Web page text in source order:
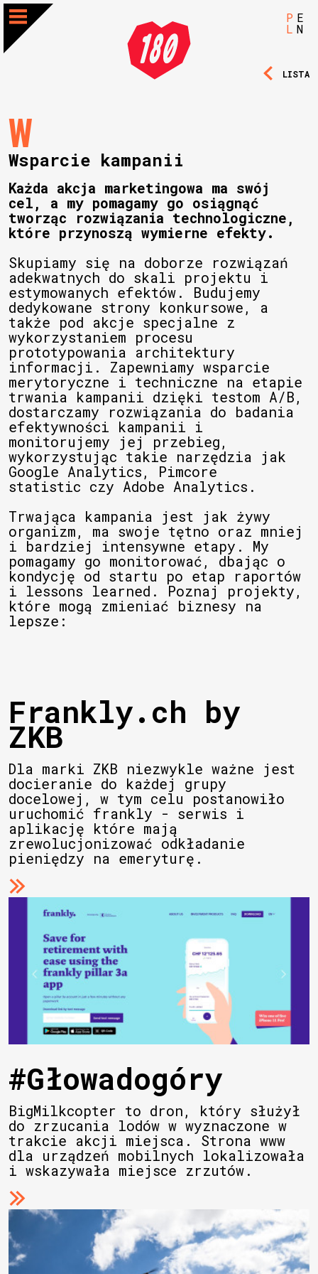
P
L
E
N
LISTA
W
Wsparcie kampanii
Każda akcja marketingowa ma swój
cel, a my pomagamy go osiągnąć
tworząc rozwiązania technologiczne,
które przynoszą wymierne efekty.
Skupiamy się na doborze rozwiązań
adekwatnych do skali projektu i
estymowanych efektów. Budujemy
dedykowane strony konkursowe, a
także pod akcje specjalne z
wykorzystaniem procesu
prototypowania architektury
informacji. Zapewniamy wsparcie
merytoryczne i techniczne na etapie
trwania kampanii dzięki testom A/B,
dostarczamy rozwiązania do badania
efektywności kampanii i
monitorujemy jej przebieg,
wykorzystując takie narzędzia jak
Google Analytics, Pimcore
statistic czy Adobe Analytics.
Trwająca kampania jest jak żywy
organizm, ma swoje tętno oraz mniej
i bardziej intensywne etapy. My
pomagamy go monitorować, dbając o
kondycję od startu po etap raportów
i lessons learned. Poznaj projekty,
które mogą zmieniać biznesy na
lepsze:
Frankly.ch by
ZKB
Dla marki ZKB niezwykle ważne jest
docieranie do każdej grupy
docelowej, w tym celu postanowiło
uruchomić frankly - serwis i
aplikację które mają
zrewolucjonizować odkładanie
pieniędzy na emeryturę.
#Głowadogóry
BigMilkcopter to dron, który służył
do zrzucania lodów w wyznaczone w
trakcie akcji miejsca. Strona www
dla urządzeń mobilnych lokalizowała
i wskazywała miejsce zrzutów.